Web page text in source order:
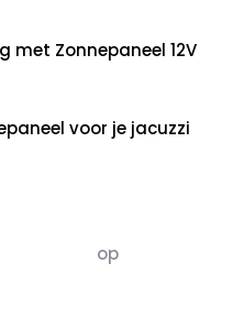
met Zonnepaneel 12V
voor je jacuzzi
op